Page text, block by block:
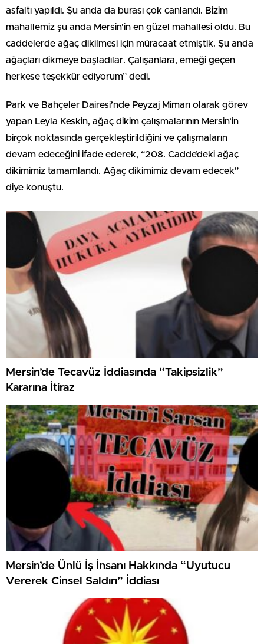
asfaltı yapıldı. Şu anda da burası çok canlandı. Bizim
mahallemiz şu anda Mersin’in en güzel mahallesi oldu. Bu
caddelerde ağaç dikilmesi için müracaat etmiştik. Şu anda
ağaçları dikmeye başladılar. Çalışanlara, emeği geçen
herkese teşekkür ediyorum” dedi.
Park ve Bahçeler Dairesi’nde Peyzaj Mimarı olarak görev
yapan Leyla Keskin, ağaç dikim çalışmalarının Mersin’in
birçok noktasında gerçekleştirildiğini ve çalışmaların
devam edeceğini ifade ederek, “208. Cadde’deki ağaç
dikimimiz tamamlandı. Ağaç dikimimiz devam edecek”
diye konuştu.
Mersin’de Tecavüz İddiasında “Takipsizlik”
Kararına İtiraz
Mersin’de Ünlü İş İnsanı Hakkında “Uyutucu
Vererek Cinsel Saldırı” İddiası